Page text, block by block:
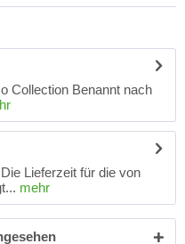
Collection Benannt nach
Lieferzeit für die von
mehr